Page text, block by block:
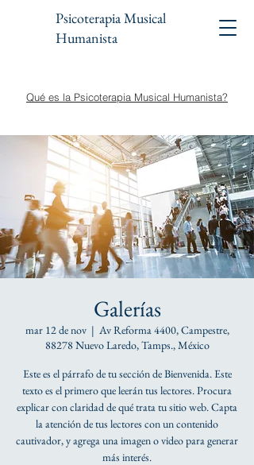
Psicoterapia Musical
Humanista
Qué es la Psicoterapia Musical Humanista?
Galerías
mar 12 de nov
  |
Av Reforma 4400, Campestre,
88278 Nuevo Laredo, Tamps., México
Este es el párrafo de tu sección de Bienvenida. Este
texto es el primero que leerán tus lectores. Procura
explicar con claridad de qué trata tu sitio web. Capta
la atención de tus lectores con un contenido
cautivador, y agrega una imagen o video para generar
más interés.